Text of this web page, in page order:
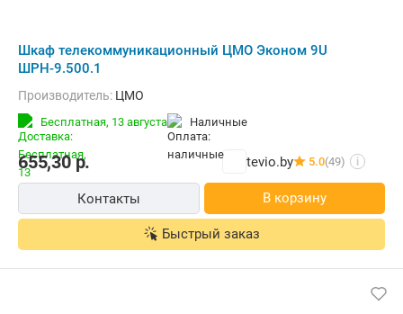
Шкаф телекоммуникационный ЦМО Эконом 9U
ШРН-9.500.1
Производитель: ЦМО
Бесплатная, 13 августа наличные
655,30р. tevio.by 5.0(49) i
Контакты В корзину
Быстрый заказ